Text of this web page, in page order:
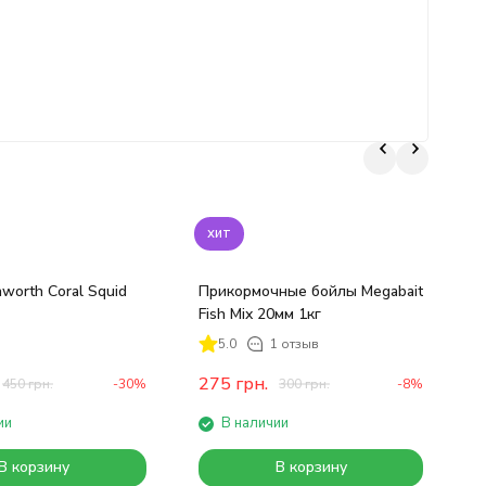
Coral Squid
450грн. -30%
корзину
хит
Прикормочные бойлы Megabait
Fish Mix 20мм 1кг
5.0 1 отзыв
275 грн. 300грн. -8%
В наличии
В корзину